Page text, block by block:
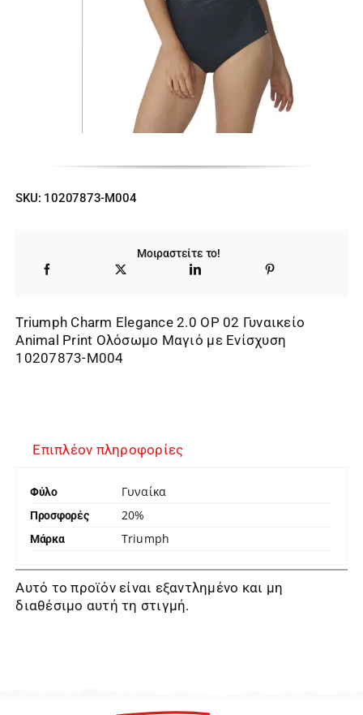
SKU: 10207873-M004
Μοιραστείτε το!
Triumph Charm Elegance 2.0 OP 02 Γυναικείο
Animal Print Ολόσωμο Μαγιό με Ενίσχυση
10207873-M004
Επιπλέον πληροφορίες
Φύλο Γυναίκα
Προσφορές 20%
Μάρκα Triumph
Αυτό το προϊόν είναι εξαντλημένο και μη
διαθέσιμο αυτή τη στιγμή.